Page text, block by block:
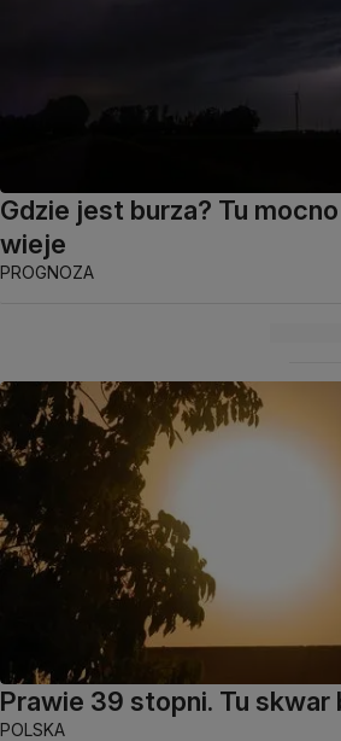
Gdzie jest burza? Tu
wieje
PROGNOZA
Prawie 39 stopni. Tu skwar
POLSKA